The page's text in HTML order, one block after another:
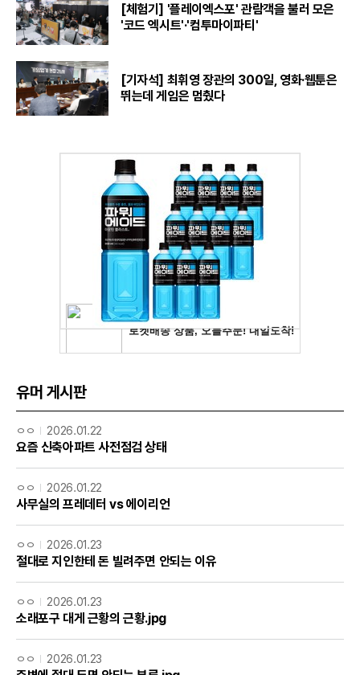
[체험기] '플레이엑스포' 관람객을 불러 모은
'코드 엑시트'·'컴투마이파티'
[기자석] 최휘영 장관의 300일, 영화·웹툰은
뛰는데 게임은 멈췄다
유머 게시판
ㅇㅇ 2026.01.22
요즘 신축아파트 사전점검 상태
ㅇㅇ 2026.01.22
사무실의 프레데터 vs 에이리언
ㅇㅇ 2026.01.23
절대로 지인한테 돈 빌려주면 안되는 이유
ㅇㅇ 2026.01.23
소래포구 대게 근황의 근황.jpg
ㅇㅇ 2026.01.23